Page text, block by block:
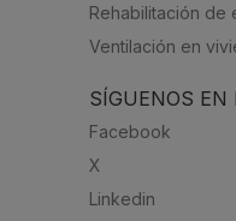
Rehabilitación de
Ventilación en
SÍGUENOS EN
Facebook
X
Linkedin